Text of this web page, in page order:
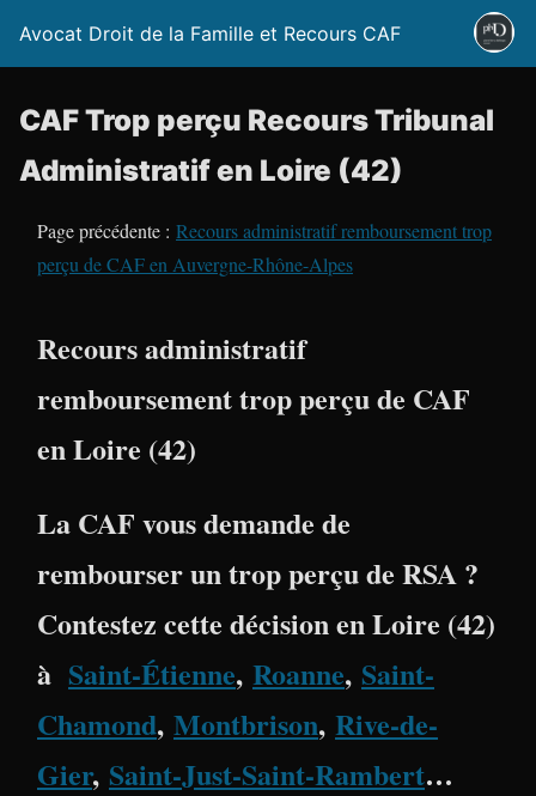
Avocat Droit de la Famille et Recours CAF
CAF Trop perçu Recours Tribunal
Administratif en Loire (42)
Page précédente : Recours administratif remboursement trop
perçu de CAF en Auvergne-Rhône-Alpes
Recours administratif
remboursement trop perçu de CAF
en Loire (42)
La CAF vous demande de
rembourser un trop perçu de RSA ?
Contestez cette décision enLoire (42)
à Saint-Étienne, Roanne, Saint-
Chamond, Montbrison, Rive-de-
Gier, Saint-Just-Saint-Rambert…